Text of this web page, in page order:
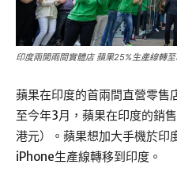
印度兩開兩間實體店 蘋果25%生產線轉
蘋果在印度的首兩間直營零售
至今年3月，蘋果在印度的銷
港元）。蘋果想加大手機於印
iPhone生產線轉移到印度。